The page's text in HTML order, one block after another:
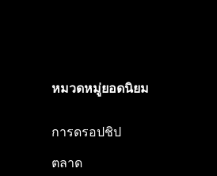
หมวดหมู่ยอดนิยม
การดรอปชิป
ตลาด